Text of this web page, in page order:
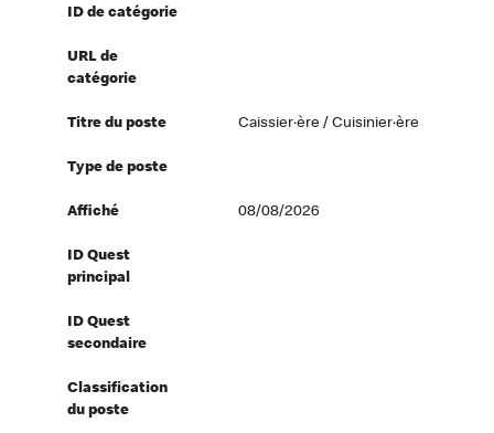
ID de catégorie
URL de
catégorie
Titre du poste Caissier·ère / Cuisinier·ère
Type de poste
Affiché 08/08/2026
ID Quest
principal
ID Quest
secondaire
Classification
du poste